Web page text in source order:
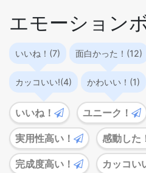
エモーション
いいね！(7) 面白かった！(12)
カッコいい!(4) かわいい！(1)
いいね！ ユニーク！
実用性高い！ 感動した
完成度高い！ カッコい